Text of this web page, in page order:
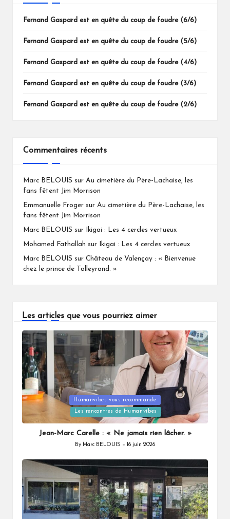
Fernand Gaspard est en quête du coup de foudre (6/6)
Fernand Gaspard est en quête du coup de foudre (5/6)
Fernand Gaspard est en quête du coup de foudre (4/6)
Fernand Gaspard est en quête du coup de foudre (3/6)
Fernand Gaspard est en quête du coup de foudre (2/6)
Commentaires récents
Marc BELOUIS sur Au cimetière du Père-Lachaise, les
fans fêtent Jim Morrison
Emmanuelle Froger sur Au cimetière du Père-Lachaise, les
fans fêtent Jim Morrison
Marc BELOUIS sur Ikigai : Les 4 cercles vertueux
Mohamed Fathallah sur Ikigai : Les 4 cercles vertueux
Marc BELOUIS sur Château de Valençay : « Bienvenue
chez le prince de Talleyrand. »
Les articles que vous pourriez aimer
Posted
in
Humanvibes vous recommande
Les rencontres de Humanvibes
Jean-Marc Carelle : « Ne jamais rien lâcher. »
Posted
By Marc BELOUIS 16 juin 2026